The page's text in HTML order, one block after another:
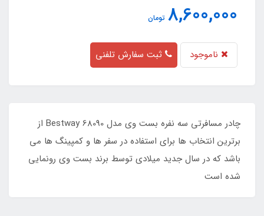
8,600,000 تومان
ناموجود ثبت سفارش تلفنی
چادر مسافرتی سه نفره بست وی مدل Bestway 68090 از
برترین انتخاب ها برای استفاده در سفر ها و کمپینگ ها می
باشد که در سال جدید میلادی توسط برند بست وی رونمایی
شده است